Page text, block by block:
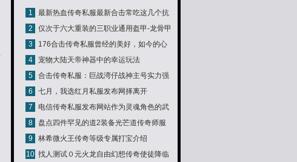
1
最新热血传奇私服最新合击常吃这几个抗
癌吃食估量癌细
2
仅次于六大重装的三职业通用盔甲-龙骨甲
3
176合击传奇私服曾经的美好，如今的心
酸
4
宠物大陆天帝神器中的幸运玩法
5
合击传奇私服：巨战湾仔战神主号实力强
英雄却拉胯
6
七月，我选红月私服发布网择离开
7
电信传奇私服发布网站作为灵魂角色的武
士该怎么PK
8
盘点四件罕见的道2装备光芒道传奇师服
盔真实存在
9
林希微火王传奇等级专属打宝介绍
10 找人测试０元火龙自由幻想传奇使徒降临